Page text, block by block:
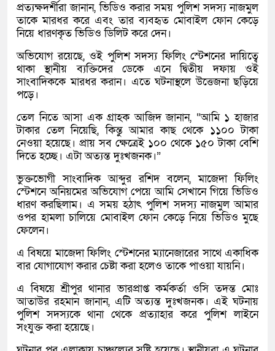
প্রত্যক্ষদর্শীরা জানান, ভিডিও করার সময় পুলিশ সদস্য নাজমুল
তাকে মারধর করে এবং তার ব্যবহৃত মোবাইল ফোন কেড়ে
নিয়ে ধারণকৃত ভিডিও ডিলিট করে দেন।
অভিযোগ রয়েছে, ওই পুলিশ সদস্য ফিলিং স্টেশনের দায়িত্বে
থাকা স্থানীয় ব্যক্তিদের ডেকে এনে দ্বিতীয় দফায় ওই
সাংবাদিককে মারধর করান। এতে ঘটনাস্থলে উত্তেজনা ছড়িয়ে
পড়ে।
তেল নিতে আসা এক গ্রাহক আজিদ জানান, “আমি ১ হাজার
টাকার তেল নিয়েছি, কিন্তু আমার কাছ থেকে ১১০০ টাকা
নেওয়া হয়েছে। প্রায় সব ক্ষেত্রেই ১০০ থেকে ১৫০ টাকা বেশি
দিতে হচ্ছে। এটা অত্যন্ত দুঃখজনক।”
ভুক্তভোগী সাংবাদিক আব্দুর রশিদ বলেন, মাজেদা ফিলিং
স্টেশনে অনিয়মের অভিযোগ পেয়ে আমি সেখানে গিয়ে ভিডিও
ধারণ করছিলাম। এ সময় হঠাৎ পুলিশ সদস্য নাজমুল আমার
ওপর হামলা চালিয়ে মোবাইল ফোন কেড়ে নিয়ে ভিডিও মুছে
ফেলেন।
এ বিষয়ে মাজেদা ফিলিং স্টেশনের ম্যানেজারের সাথে একাধিক
বার যোগাযোগ করার চেষ্টা করা হলেও তাকে পাওয়া যায়নি।
এ বিষয়ে শ্রীপুর থানার ভারপ্রাপ্ত কর্মকর্তা ওসি তদন্ত মোঃ
আতাউর রহমান জানান, এটি অত্যন্ত দুঃখজনক। এই ঘটনায়
পুলিশ সদস্যকে থানা থেকে প্রত্যাহার করে পুলিশ লাইনে
সংযুক্ত করা হয়েছে।